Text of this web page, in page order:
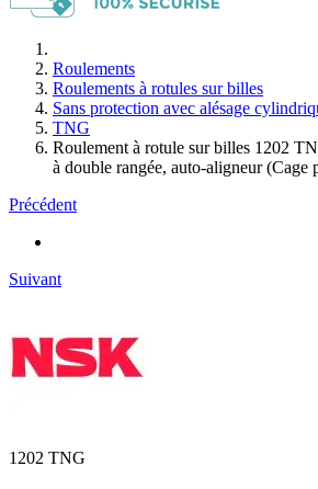
Roulements
Roulements à rotules sur billes
Sans protection avec alésage
TNG
Roulement à rotule sur billes 1202
à double rangée, auto-aligneur (Cage
Précédent
Suivant
1202 TNG